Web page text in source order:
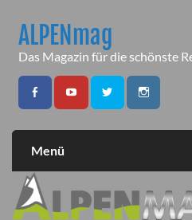
contentALPENmag
Das Magazin für die schönste
Menü